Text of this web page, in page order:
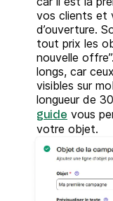
vos clients et
d’ouverture.
tout prix les
nouvelle
longs, car
visibles sur
longueur de
guide vous
votre objet.